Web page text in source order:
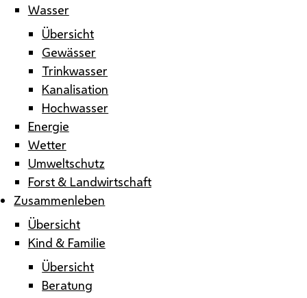
Wasser
Übersicht
Gewässer
Trinkwasser
Kanalisation
Hochwasser
Energie
Wetter
Umweltschutz
Forst & Landwirtschaft
Zusammenleben
Übersicht
Kind & Familie
Übersicht
Beratung